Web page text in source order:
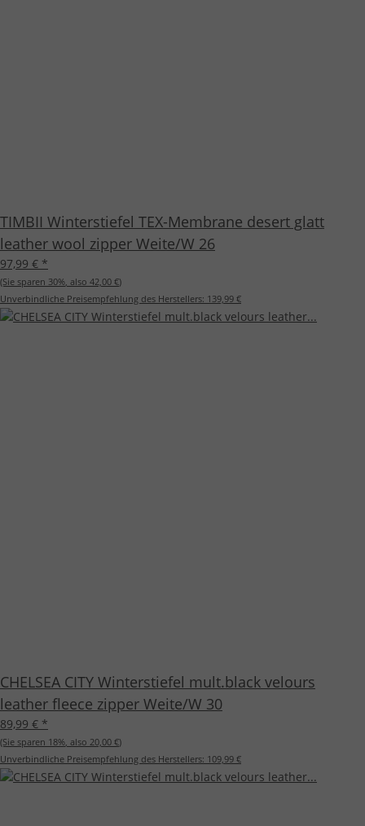
TIMBII Winterstiefel TEX-Membrane desert glatt
leather wool zipper Weite/W 26
97,99 € *
(Sie sparen 30%, also 42,00 €)
Unverbindliche Preisempfehlung des Herstellers: 139,99 €
CHELSEA CITY Winterstiefel mult.black velours
leather fleece zipper Weite/W 30
89,99 € *
(Sie sparen 18%, also 20,00 €)
Unverbindliche Preisempfehlung des Herstellers: 109,99 €